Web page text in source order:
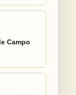
Campo